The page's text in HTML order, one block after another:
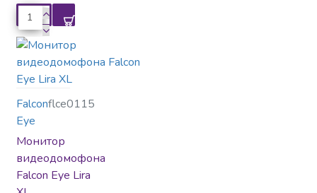
Вызывные панели
Falcon
Eye
flce0115
Монитор
видеодомофона
Falcon Eye Lira